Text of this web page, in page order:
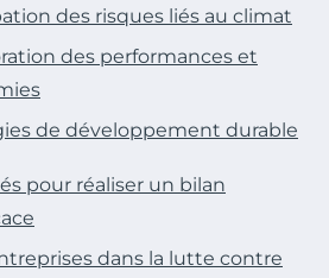
des risques liés au climat
des performances et
de développement durable
pour réaliser un bilan
dans la lutte contre